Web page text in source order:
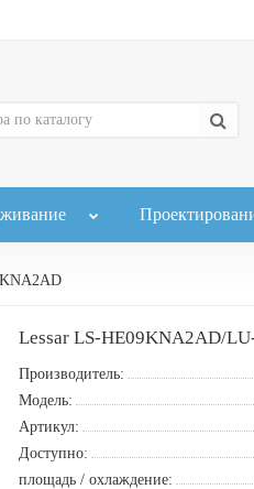
Lessar LS-HE09KNA2AD/
Производитель:
Модель:
Артикул:
Доступно:
площадь / охлаждение: